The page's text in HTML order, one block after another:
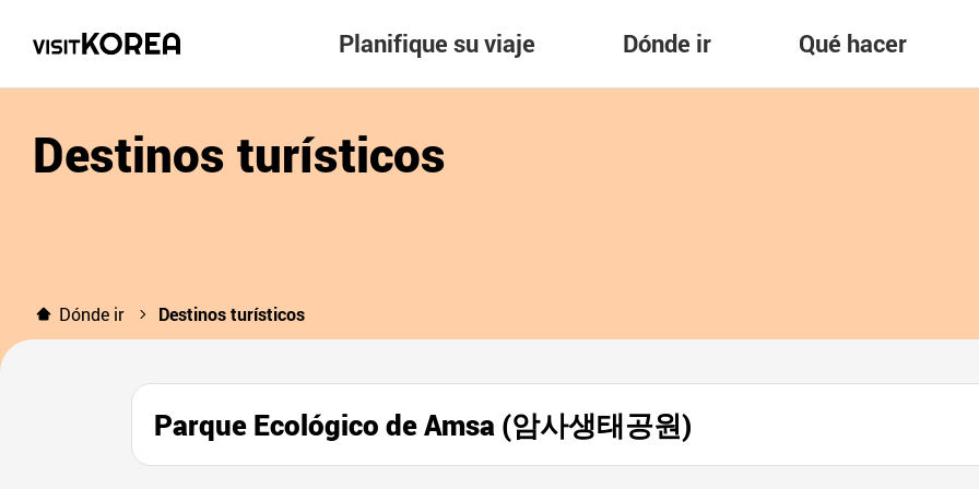
Planifique su viaje Dónde ir Qué hacer
Destinos turísticos
Dónde ir Destinos turísticos
Parque Ecológico de Amsa (암사생태공원)